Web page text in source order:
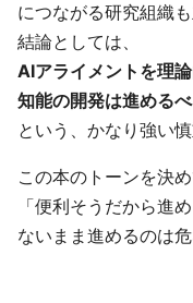
につながる研究組織も
結論としては、
AIアライメントを理
知能の開発は進める
という、かなり強い
この本のトーンを決
「便利そうだから進
ないまま進めるのは